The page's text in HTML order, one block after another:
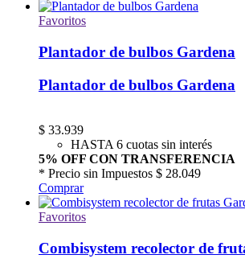
Favoritos
Plantador de bulbos Gardena
Plantador de bulbos Gardena
$ 33.939
HASTA 6 cuotas sin interés
5% OFF CON TRANSFERENCIA
* Precio sin Impuestos $ 28.049
Comprar
Favoritos
Combisystem recolector de